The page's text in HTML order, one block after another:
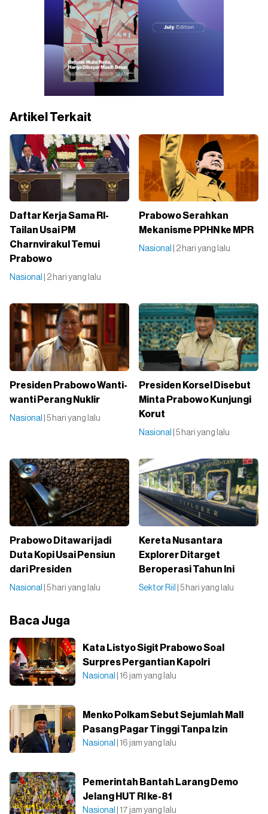
Artikel Terkait
Daftar Kerja Sama RI-
Tailan Usai PM
Charnvirakul Temui
Prabowo
Nasional | 2 hari yang lalu
Prabowo Serahkan
Mekanisme PPHN ke MPR
Nasional | 2 hari yang lalu
Presiden Prabowo Wanti-
wanti Perang Nuklir
Nasional | 5 hari yang lalu
Presiden Korsel Disebut
Minta Prabowo Kunjungi
Korut
Nasional | 5 hari yang lalu
Prabowo Ditawari jadi
Duta Kopi Usai Pensiun
dari Presiden
Nasional | 5 hari yang lalu
Kereta Nusantara
Explorer Ditarget
Beroperasi Tahun Ini
Sektor Riil | 5 hari yang lalu
Baca Juga
Kata Listyo Sigit Prabowo Soal
Surpres Pergantian Kapolri
Nasional | 16 jam yang lalu
Menko Polkam Sebut Sejumlah Mall
Pasang Pagar Tinggi Tanpa Izin
Nasional | 16 jam yang lalu
Pemerintah Bantah Larang Demo
Jelang HUT RI ke-81
Nasional | 17 jam yang lalu